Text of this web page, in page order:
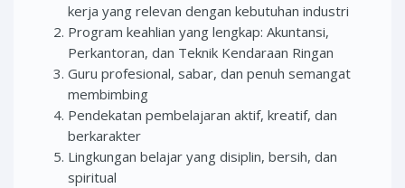
kerja yang relevan dengan kebutuhan industri
Program keahlian yang lengkap: Akuntansi,
Perkantoran, dan Teknik Kendaraan Ringan
Guru profesional, sabar, dan penuh semangat
membimbing
Pendekatan pembelajaran aktif, kreatif, dan
berkarakter
Lingkungan belajar yang disiplin, bersih, dan
spiritual